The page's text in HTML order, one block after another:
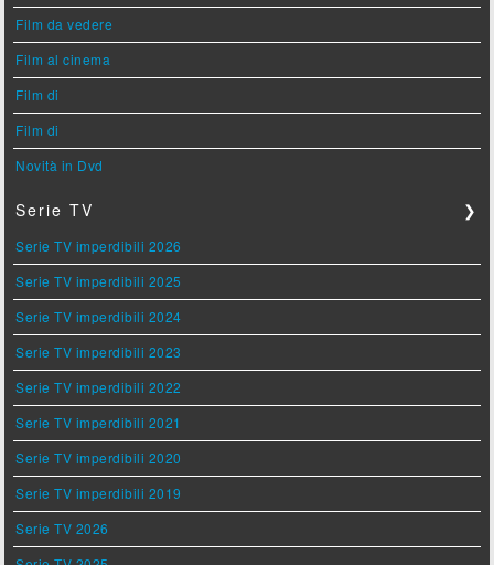
Film da vedere
Film al cinema
Film di
Film di
Novità in Dvd
Serie TV ❯
Serie TV imperdibili 2026
Serie TV imperdibili 2025
Serie TV imperdibili 2024
Serie TV imperdibili 2023
Serie TV imperdibili 2022
Serie TV imperdibili 2021
Serie TV imperdibili 2020
Serie TV imperdibili 2019
Serie TV 2026